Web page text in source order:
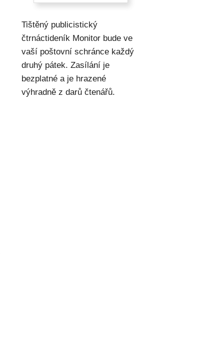
Tištěný publicistický
čtrnáctideník Monitor bude ve
vaší poštovní schránce každý
druhý pátek. Zasílání je
bezplatné a je hrazené
výhradně z darů čtenářů.